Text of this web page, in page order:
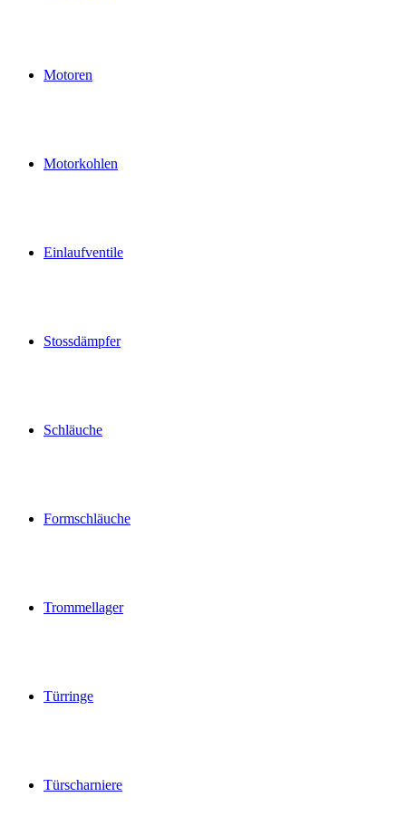
Motoren
Motorkohlen
Einlaufventile
Stossdämpfer
Schläuche
Formschläuche
Trommellager
Türringe
Türscharniere